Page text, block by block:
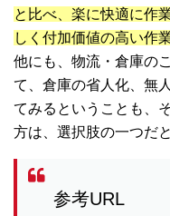
と比べ、楽に快適に作
しく付加価値の高い作
他にも、物流・倉庫の
て、倉庫の省人化、無
てみるということも、
方は、選択肢の一つだ
参考URL